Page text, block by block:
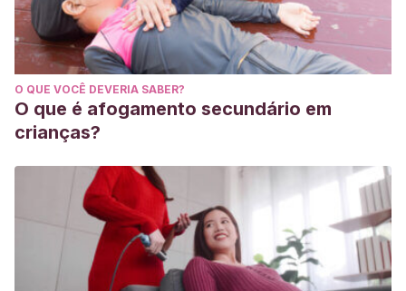
O QUE VOCÊ DEVERIA SABER?
O que é afogamento secundário em
crianças?